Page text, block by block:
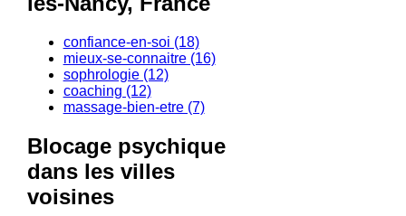
confiance-en-soi (18)
mieux-se-connaitre (16)
sophrologie (12)
coaching (12)
massage-bien-etre (7)
Blocage psychique
dans les villes
voisines